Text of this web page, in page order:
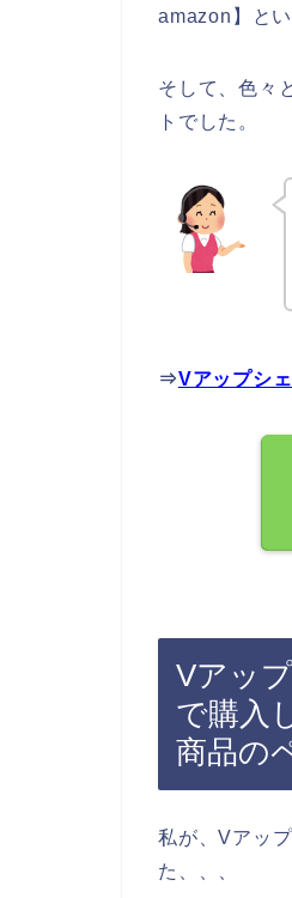
amazon】と
そして、色々
トでした。
⇒Vアップシ
Vアッ
で購入
商品の
私が、Vアッ
た、、、